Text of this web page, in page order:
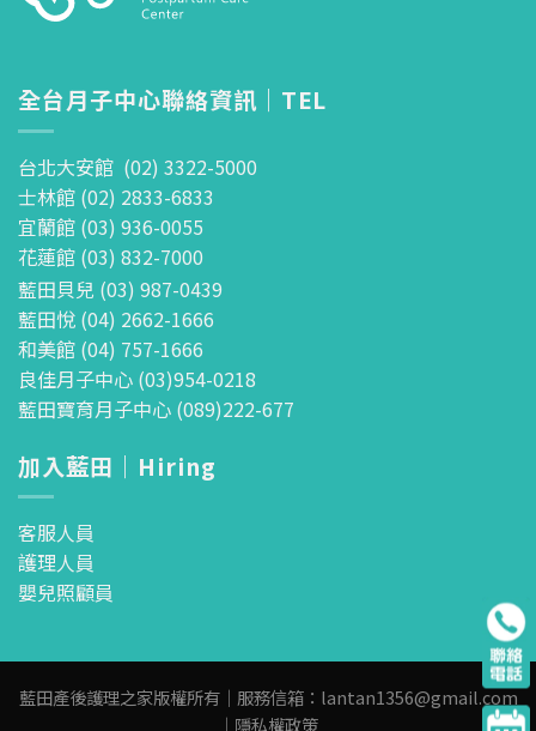
全台月子中心聯絡資訊｜TEL
台北大安館 (02) 3322-5000
士林館 (02) 2833-6833
宜蘭館 (03) 936-0055
花蓮館 (03) 832-7000
藍田貝兒 (03) 987-0439
藍田悅 (04) 2662-1666
和美館 (04) 757-1666
良佳月子中心 (03)954-0218
藍田寶育月子中心 (089)222-677
加入藍田｜Hiring
客服人員
護理人員
嬰兒照顧員
藍田產後護理之家版權所有｜服務信箱： lantan1356@gmail.com
｜ 隱私權政策